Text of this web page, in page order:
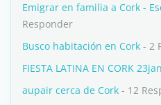
Emigrar en familia a Cork -
Responder
Busco habitación en Cork - 2
FIESTA LATINA EN CORK
aupair cerca de Cork - 12